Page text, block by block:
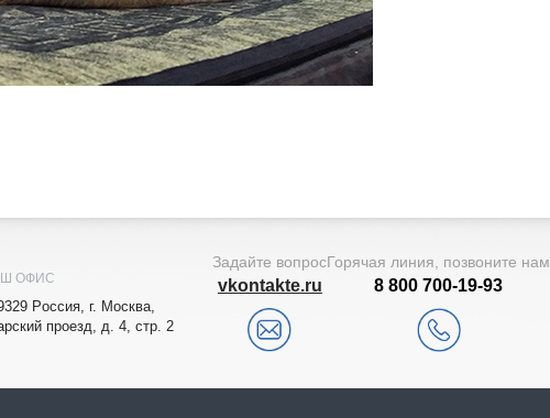
ОФИС
Рoccия, г. Мocквa,
проезд, д. 4, стр. 2
Задайте вопрос
vkontakte.ru
Горячая линия, позвоните нам
8 800 700-19-93